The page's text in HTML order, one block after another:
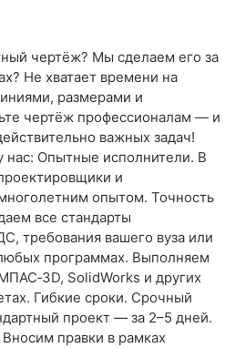
чертёж? Мы сделаем его за
Не хватает времени на
размерами и
чертёж профессионалам — и
важных задач!
нас: Опытные исполнители. В
и
опытом. Точность
все стандарты
требования вашего вуза или
программах. Выполняем
SolidWorks и других
Гибкие сроки. Срочный
проект — за 2–5 дней.
правки в рамках